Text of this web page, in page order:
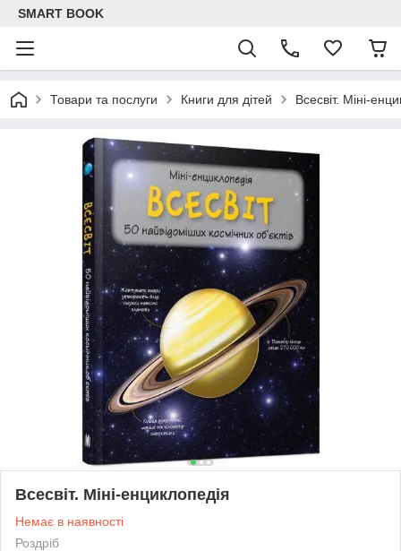
SMART BOOK
Товари та послуги Книги для дітей Всесвіт. Міні-
Всесвіт. Міні-енциклопедія
Немає в наявності
Роздріб